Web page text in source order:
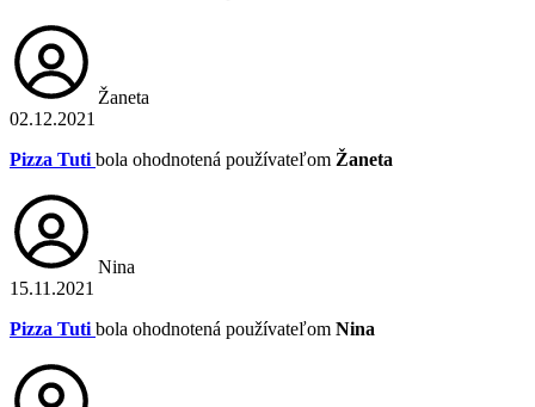
Žaneta
02.12.2021
Pizza Tuti bola ohodnotená používateľom Žaneta
Nina
15.11.2021
Pizza Tuti bola ohodnotená používateľom Nina